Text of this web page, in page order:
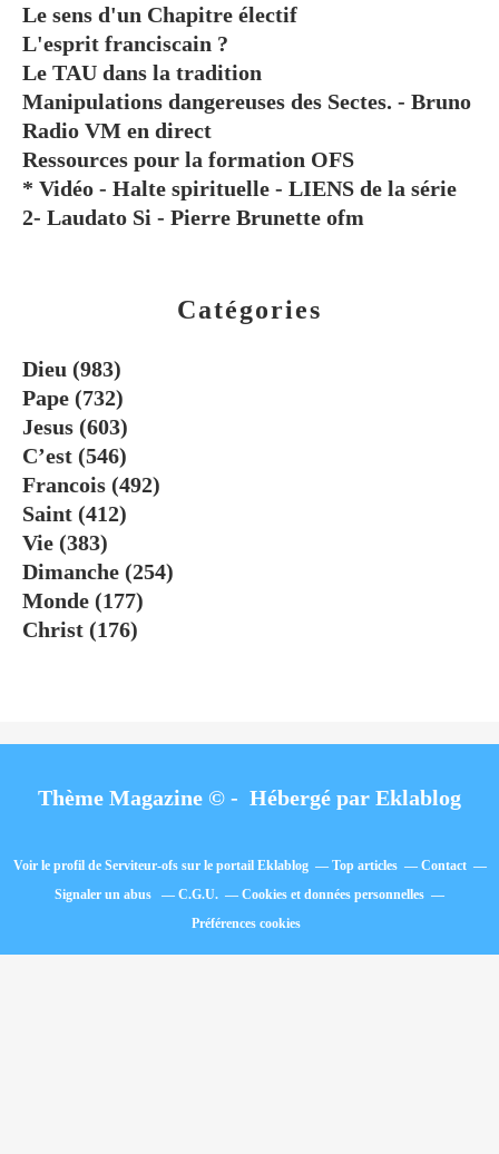
Catégories
Dieu (983)
Pape (732)
Jesus (603)
C’est (546)
Francois (492)
Saint (412)
Vie (383)
Dimanche (254)
Monde (177)
Christ (176)
Le sens d'un Chapitre électif
L'esprit franciscain ?
Le TAU dans la tradition
Manipulations dangereuses des Sectes. - Bruno
Radio VM en direct
Ressources pour la formation OFS
* Vidéo - Halte spirituelle - LIENS de la série
2- Laudato Si - Pierre Brunette ofm
Thème Magazine © - Hébergé par Eklablog
Voir le profil de Serviteur-ofssur le portail Eklablog Top articles
Contact
Signaler un abus
C.G.U.
Cookies et données personnelles
Préférences cookies